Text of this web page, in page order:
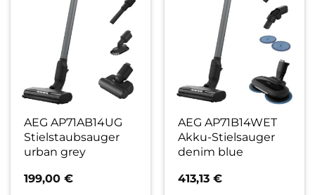
AEG AP71AB14UG
Stielstaubsauger
urban grey
199,00€
AEG AP71B14WET
Akku-Stielsauger
denim blue
413,13€